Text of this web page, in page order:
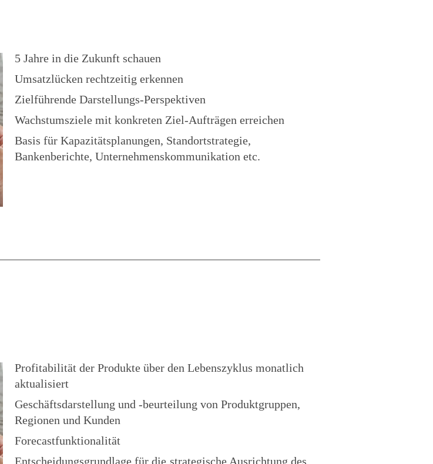
5 Jahre in die Zukunft schauen
Umsatzlücken rechtzeitig erkennen
Zielführende Darstellungs-Perspektiven
Wachstumsziele mit konkreten Ziel-Aufträgen erreichen
Basis für Kapazitätsplanungen, Standortstrategie,
Bankenberichte, Unternehmenskommunikation etc.
Profitabilität der Produkte über den Lebenszyklus monatlich
aktualisiert
Geschäftsdarstellung und -beurteilung von Produktgruppen,
Regionen und Kunden
Forecastfunktionalität
Entscheidungsgrundlage für die strategische Ausrichtung des